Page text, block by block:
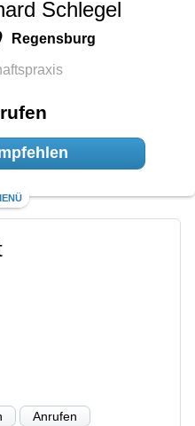
Schlegel
Regensburg
Anrufen